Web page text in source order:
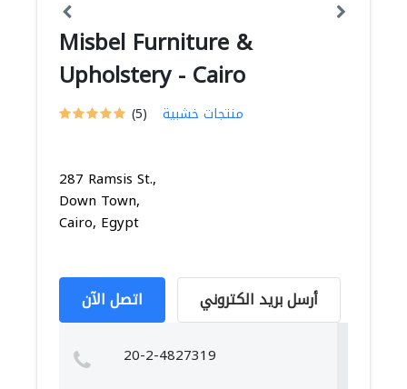
Misbel Furniture &
Upholstery - Cairo
(5) منتجات خشبية
287 Ramsis St.,
Down Town,
Cairo, Egypt
اتصل الآن أرسل بريد الكتروني
20-2-4827319